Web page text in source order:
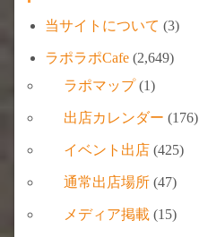
当サイトについて (3)
ラポラポCafe (2,649)
ラポマップ(1)
出店カレンダー (176)
イベント出店 (425)
通常出店場所 (47)
メディア掲載 (15)